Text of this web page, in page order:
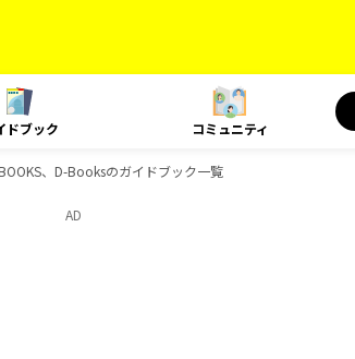
ドブック コミュニティ
、D-Booksのガイドブック一覧
AD